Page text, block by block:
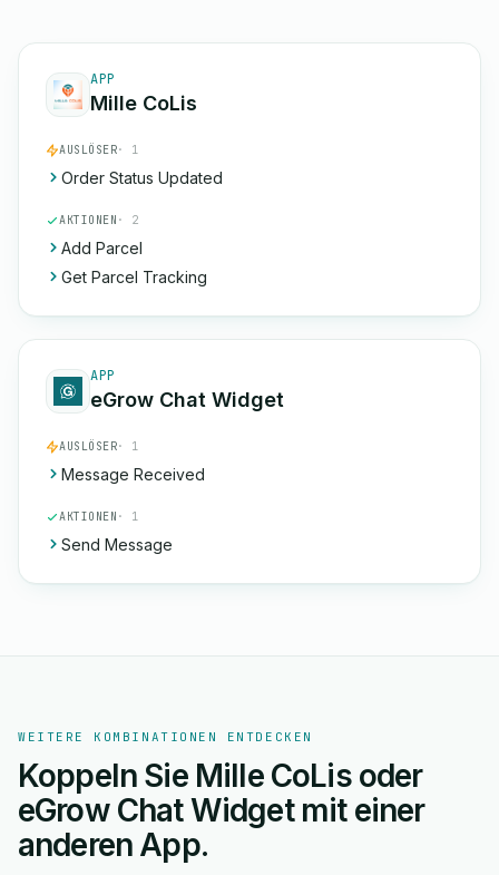
APP
Mille CoLis
AUSLÖSER· 1
Order Status Updated
AKTIONEN · 2
Add Parcel
Get Parcel Tracking
APP
eGrow Chat Widget
AUSLÖSER· 1
Message Received
AKTIONEN · 1
Send Message
WEITERE KOMBINATIONEN ENTDECKEN
Koppeln Sie Mille CoLis oder
eGrow Chat Widget mit einer
anderen App.